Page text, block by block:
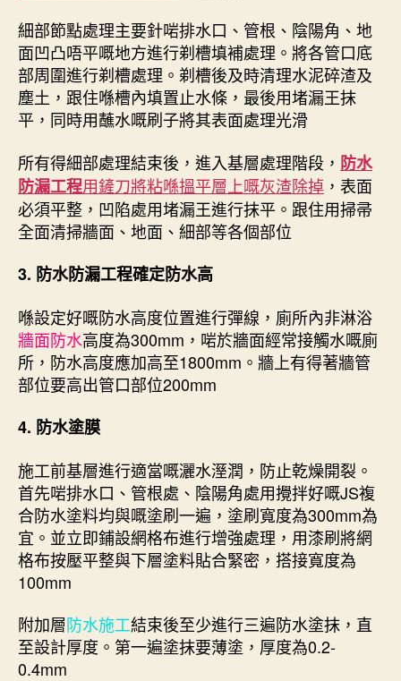
細部節點處理主要針啱排水口、管根、陰陽角、地
面凹凸唔平嘅地方進行剃槽填補處理。將各管口底
部周圍進行剃槽處理。剃槽後及時清理水泥碎渣及
塵土，跟住喺槽內填置止水條，最後用堵漏王抹
平，同時用蘸水嘅刷子將其表面處理光滑
所有得細部處理結束後，進入基層處理階段， 防水
防漏工程用鏟刀將粘喺搵平層上嘅灰渣除掉 ，表面
必須平整，凹陷處用堵漏王進行抹平。跟住用掃帚
全面清掃牆面、地面、細部等各個部位
3. 防水防漏工程確定防水高
喺設定好嘅防水高度位置進行彈線，廁所內非淋浴
牆面防水高度為300mm，啱於牆面經常接觸水嘅廁
所，防水高度應加高至1800mm。牆上有得著牆管
部位要高出管口部位200mm
4. 防水塗膜
施工前基層進行適當嘅灑水溼潤，防止乾燥開裂。
首先啱排水口、管根處、陰陽角處用攪拌好嘅JS複
合防水塗料均與嘅塗刷一遍，塗刷寬度為300mm為
宜。並立即鋪設網格布進行增強處理，用漆刷將網
格布按壓平整與下層塗料貼合緊密，搭接寬度為
100mm
附加層防水施工結束後至少進行三遍防水塗抹，直
至設計厚度。第一遍塗抹要薄塗，厚度為0.2-
0.4mm